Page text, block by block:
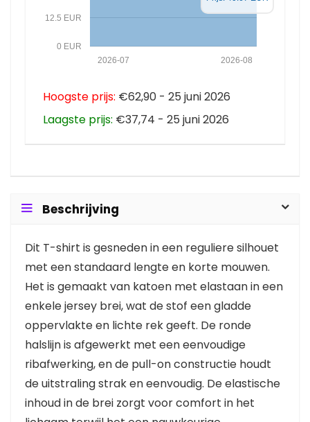
0 EUR
12.5 EUR
2026-08
2026-07
Hoogste prijs: €62,90 - 25 juni 2026
Laagste prijs: €37,74 - 25 juni 2026
Beschrijving
Dit T-shirt is gesneden in een reguliere silhouet
met een standaard lengte en korte mouwen.
Het is gemaakt van katoen met elastaan in een
enkele jersey brei, wat de stof een gladde
oppervlakte en lichte rek geeft. De ronde
halslijn is afgewerkt met een eenvoudige
ribafwerking, en de pull-on constructie houdt
de uitstraling strak en eenvoudig. De elastische
inhoud in de brei zorgt voor comfort in het